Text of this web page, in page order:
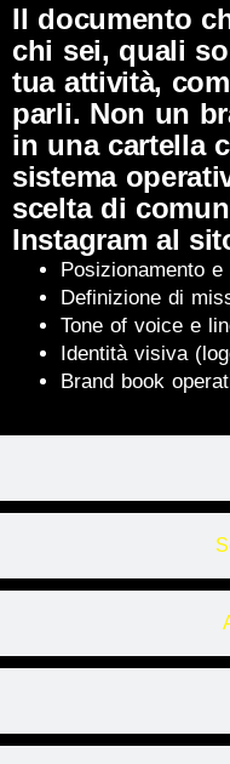
Il documento
chi sei, quali
tua attività,
parli. Non un
in una cartella
sistema
scelta di
Instagram al
Posizionamento
Definizione di
Tone of voice e
Identità visiva
Brand book